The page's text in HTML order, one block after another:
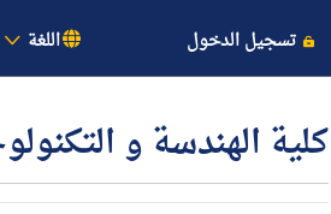
تسجيل الدخول اللغة
كلية الهندسة و